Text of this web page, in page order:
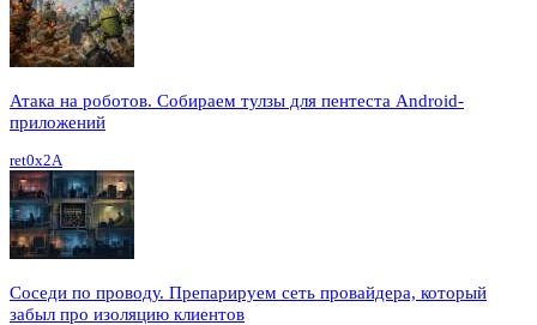
Атака на роботов. Собираем тулзы для пентеста Android-
приложений
ret0x2A
Соседи по проводу. Препарируем сеть провайдера, который
забыл про изоляцию клиентов